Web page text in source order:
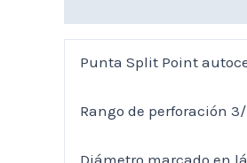
Punta Split Point
Rango de perforación 3/